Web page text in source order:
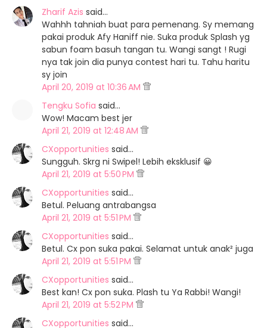
Zharif Azis said…
Wahhh tahniah buat para pemenang. Sy memang
pakai produk Afy Haniff nie. Suka produk Splash yg
sabun foam basuh tangan tu. Wangi sangt ! Rugi
nya tak join dia punya contest hari tu. Tahu haritu
sy join
April 20, 2019 at 10:36 AM
Tengku Sofia said…
Wow! Macam best jer
April 21, 2019 at 12:48 AM
CXopportunities said…
Sungguh. Skrg ni Swipel! Lebih eksklusif 😀
April 21, 2019 at 5:50 PM
CXopportunities said…
Betul. Peluang antrabangsa
April 21, 2019 at 5:51 PM
CXopportunities said…
Betul. Cx pon suka pakai. Selamat untuk anak² juga
April 21, 2019 at 5:51 PM
CXopportunities said…
Best kan! Cx pon suka. Plash tu Ya Rabbi! Wangi!
April 21, 2019 at 5:52 PM
CXopportunities said…